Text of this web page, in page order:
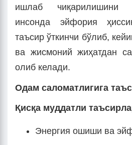
ишлаб чиқарилишини
инсонда эйфория
таъсир ўткинчи бўлиб,
ва жисмоний жиҳатдан
олиб келади.
Одам саломатлигига
Қисқа муддатли
Энергия ошиши ва